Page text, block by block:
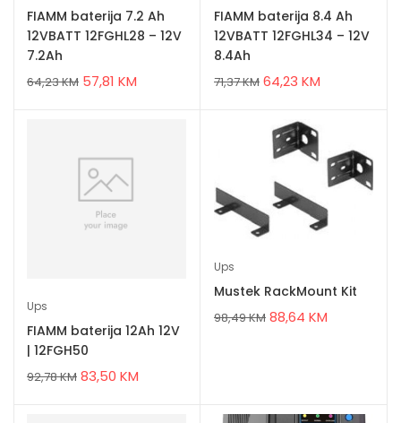
FIAMM baterija 7.2 Ah
12VBATT 12FGHL28 – 12V
7.2Ah
64,23KM 57,81 KM
FIAMM baterija 8.4 Ah
12VBATT 12FGHL34 – 12V
8.4Ah
71,37KM 64,23 KM
Ups
FIAMM baterija 12Ah 12V
| 12FGH50
92,78KM 83,50 KM
Ups
Mustek RackMount Kit
98,49KM 88,64 KM